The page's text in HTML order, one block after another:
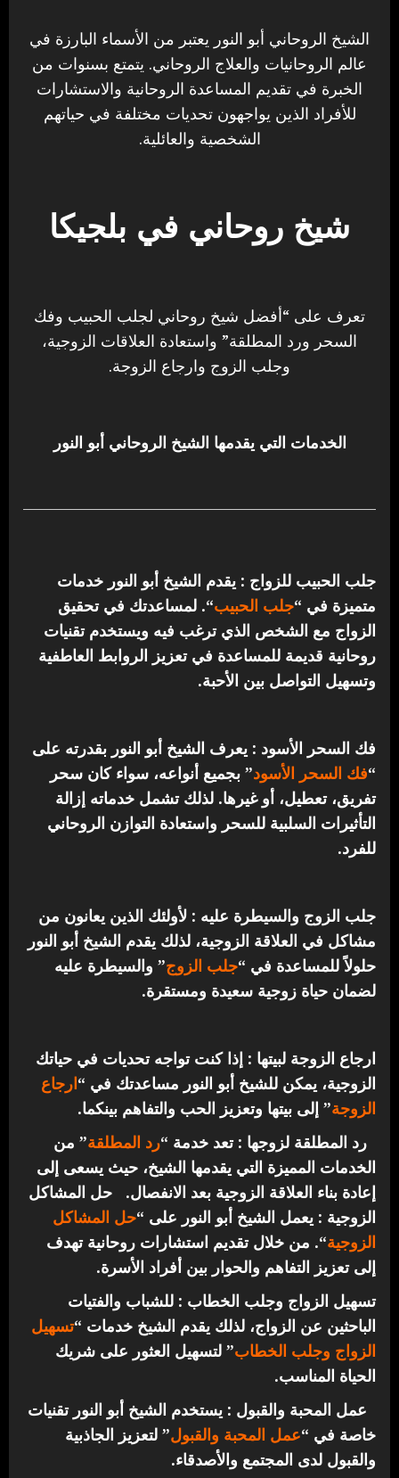
الشيخ الروحاني أبو النور يعتبر من الأسماء البارزة في
عالم الروحانيات والعلاج الروحاني. يتمتع بسنوات من
الخبرة في تقديم المساعدة الروحانية والاستشارات
للأفراد الذين يواجهون تحديات مختلفة في حياتهم
الشخصية والعائلية.
شيخ روحاني في بلجيكا
تعرف على “أفضل شيخ روحاني لجلب الحبيب وفك
السحر ورد المطلقة” واستعادة العلاقات الزوجية،
وجلب الزوج وارجاع الزوجة.
الخدمات التي يقدمها الشيخ الروحاني أبو النور
جلب الحبيب للزواج : يقدم الشيخ أبو النور خدمات
متميزة في “جلب الحبيب“. لمساعدتك في تحقيق
الزواج مع الشخص الذي ترغب فيه ويستخدم تقنيات
روحانية قديمة للمساعدة في تعزيز الروابط العاطفية
وتسهيل التواصل بين الأحبة.
فك السحر الأسود : يعرف الشيخ أبو النور بقدرته على
“فك السحر الأسود” بجميع أنواعه، سواء كان سحر
تفريق، تعطيل، أو غيرها. لذلك تشمل خدماته إزالة
التأثيرات السلبية للسحر واستعادة التوازن الروحاني
للفرد.
جلب الزوج والسيطرة عليه : لأولئك الذين يعانون من
مشاكل في العلاقة الزوجية، لذلك يقدم الشيخ أبو النور
حلولاً للمساعدة في “جلب الزوج” والسيطرة عليه
لضمان حياة زوجية سعيدة ومستقرة.
ارجاع الزوجة لبيتها : إذا كنت تواجه تحديات في حياتك
الزوجية، يمكن للشيخ أبو النور مساعدتك في “ارجاع
الزوجة” إلى بيتها وتعزيز الحب والتفاهم بينكما.
رد المطلقة لزوجها : تعد خدمة “رد المطلقة” من
الخدمات المميزة التي يقدمها الشيخ، حيث يسعى إلى
إعادة بناء العلاقة الزوجية بعد الانفصال.
حل المشاكل
الزوجية : يعمل الشيخ أبو النور على “حل المشاكل
الزوجية“. من خلال تقديم استشارات روحانية تهدف
إلى تعزيز التفاهم والحوار بين أفراد الأسرة.
تسهيل الزواج وجلب الخطاب : للشباب والفتيات
الباحثين عن الزواج، لذلك يقدم الشيخ خدمات “تسهيل
الزواج وجلب الخطاب” لتسهيل العثور على شريك
الحياة المناسب.
عمل المحبة والقبول : يستخدم الشيخ أبو النور تقنيات
خاصة في “عمل المحبة والقبول” لتعزيز الجاذبية
والقبول لدى المجتمع والأصدقاء.